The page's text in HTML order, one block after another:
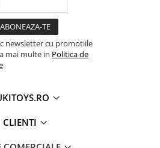
newsletter cu promotiile
mai multe in Politica de
CLIENTI